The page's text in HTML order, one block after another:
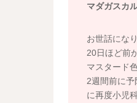
マダガスカ
お世話になり
20日ほど前
マスタード
2週間前に
に再度小児